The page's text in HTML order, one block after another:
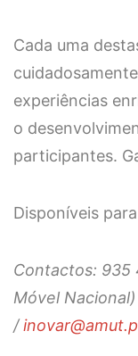
Cada uma
experiências
o
participantes.
Disponíveis
Contactos: 935
Móvel Nacional)
/